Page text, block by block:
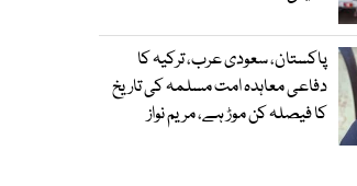
پاکستان، سعودی عرب، ترکیہ کا
دفاعی معاہدہ امت مسلمہ کی تاریخ
کا فیصلہ کن موڑ ہے، مریم نواز